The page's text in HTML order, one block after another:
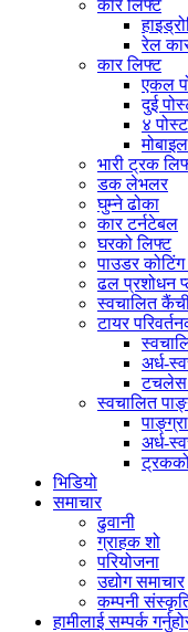
कार लिफ्ट
रेल
कार लिफ्ट
एकल
दुई
४
भारी ट्रक
डक लेभलर
घुम्ने ढोका
कार टर्नटेबल
घरको लिफ्ट
पाउडर
ढल प्रशोधन
स्वचालित
टायर
अर्ध-
टचलेस
स्वचालित
अर्ध-
ट्रकको
भिडियो
समाचार
ढुवानी
ग्राहक शो
परियोजना
उद्योग समाचार
कम्पनी
हामीलाई सम्पर्क